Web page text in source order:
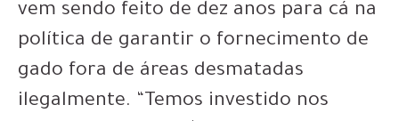
vem sendo feito de dez anos para cá na
política de garantir o fornecimento de
gado fora de áreas desmatadas
ilegalmente. “Temos investido nos